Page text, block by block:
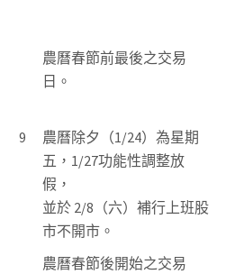
農曆春節前最後之交易
日。
9
農曆除夕（1/24）為星期
五，1/27功能性調整放
假，
並於 2/8（六）補行上班股
市不開市。
農曆春節後開始之交易